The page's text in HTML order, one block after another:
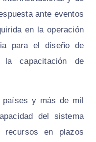
ante eventos
en la operación
para el diseño de
capacitación de
países y más de mil
del sistema
recursos en plazos